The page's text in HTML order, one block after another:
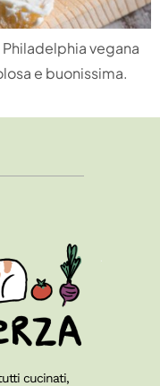
vegana
e buonissima.
cucinati,